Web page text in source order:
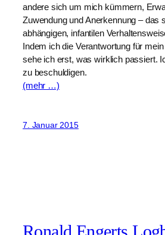
andere sich um mich kümmern,
Zuwendung und Anerkennung – das
abhängigen, infantilen
Indem ich die Verantwortung für
sehe ich erst, was wirklich passiert.
zu beschuldigen.
(mehr …)
7. Januar 2015